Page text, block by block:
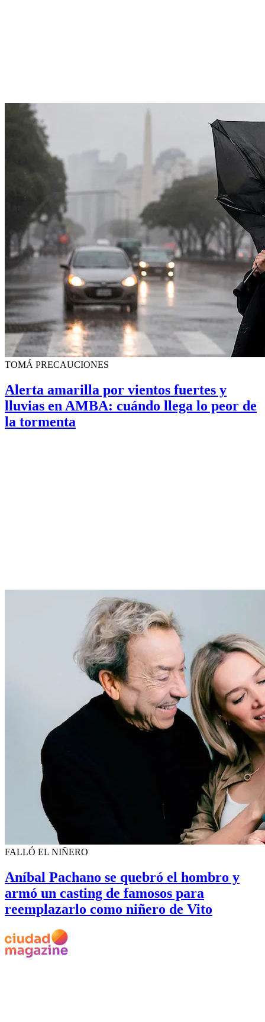
TOMÁ PRECAUCIONES
Alerta amarilla por vientos fuertes y
lluvias en AMBA: cuándo llega lo peor de
la tormenta
FALLÓ EL NIÑERO
Aníbal Pachano se quebró el hombro y
armó un casting de famosos para
reemplazarlo como niñero de Vito